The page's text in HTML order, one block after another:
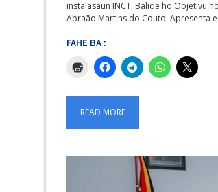
instalasaun INCT, Balide ho Objetivu
Abraão Martins do Couto. Apresenta
FAHE BA :
READ MORE